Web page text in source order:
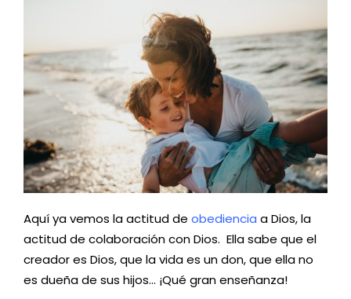
Aquí ya vemos la actitud de obediencia a Dios, la
actitud de colaboración con Dios. Ella sabe que el
creador es Dios, que la vida es un don, que ella no
es dueña de sus hijos… ¡Qué gran enseñanza!